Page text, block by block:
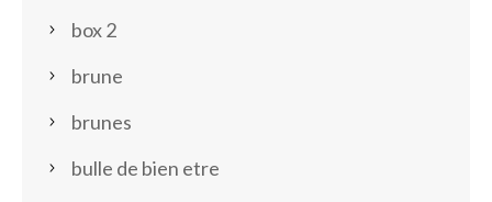
box 2
brune
brunes
bulle de bien etre